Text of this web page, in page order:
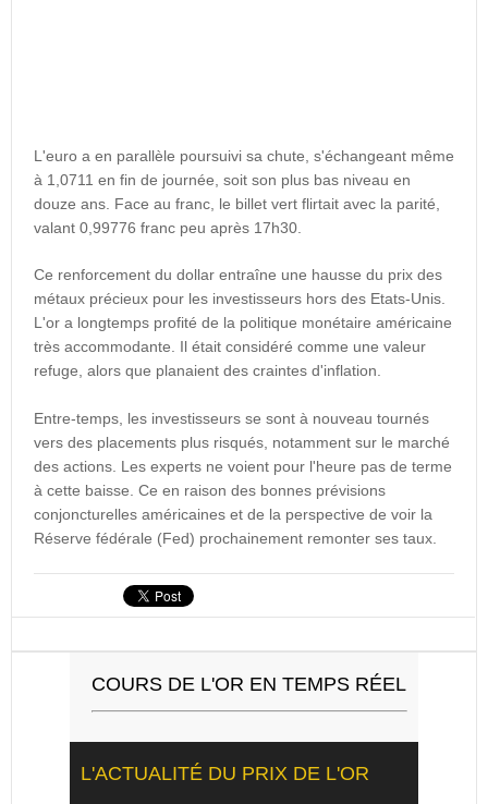
L'euro a en parallèle poursuivi sa chute, s'échangeant même
à 1,0711 en fin de journée, soit son plus bas niveau en
douze ans. Face au franc, le billet vert flirtait avec la parité,
valant 0,99776 franc peu après 17h30.
Ce renforcement du dollar entraîne une hausse du prix des
métaux précieux pour les investisseurs hors des Etats-Unis.
L'or a longtemps profité de la politique monétaire américaine
très accommodante. Il était considéré comme une valeur
refuge, alors que planaient des craintes d'inflation.
Entre-temps, les investisseurs se sont à nouveau tournés
vers des placements plus risqués, notamment sur le marché
des actions. Les experts ne voient pour l'heure pas de terme
à cette baisse. Ce en raison des bonnes prévisions
conjoncturelles américaines et de la perspective de voir la
Réserve fédérale (Fed) prochainement remonter ses taux.
COURS DE L'OR EN TEMPS RÉEL
L'ACTUALITÉ DU PRIX DE L'OR